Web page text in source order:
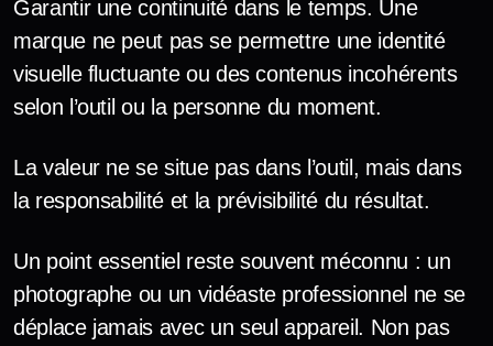
Garantir une continuité dans le temps. Une
marque ne peut pas se permettre une identité
visuelle fluctuante ou des contenus incohérents
selon l’outil ou la personne du moment.
La valeur ne se situe pas dans l’outil, mais dans
la responsabilité et la prévisibilité du résultat.
Un point essentiel reste souvent méconnu : un
photographe ou un vidéaste professionnel ne se
déplace jamais avec un seul appareil. Non pas